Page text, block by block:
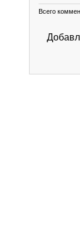
Всего